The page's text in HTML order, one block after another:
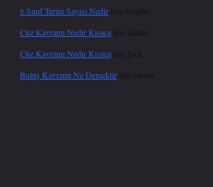
6 Sınıf Terim Sayısı Nedir için Nilgün
Cüz Kavramı Nedir Kısaca için
admin
Cüz Kavramı Nedir Kısaca için İpek
Buluş Kavramı Ne Demektir için admin